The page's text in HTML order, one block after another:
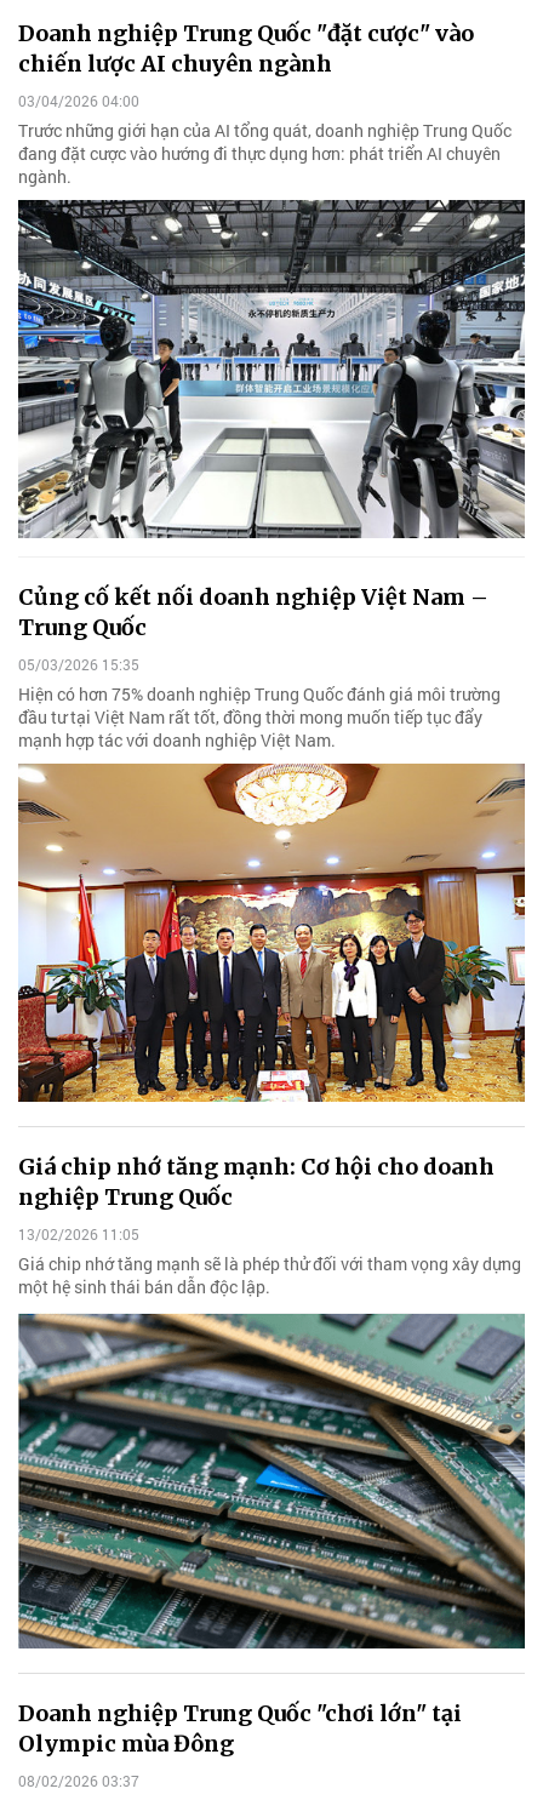
Doanh nghiệp Trung Quốc "đặt cược" vào
chiến lược AI chuyên ngành
03/04/2026 04:00
Trước những giới hạn của AI tổng quát, doanh nghiệp Trung Quốc
đang đặt cược vào hướng đi thực dụng hơn: phát triển AI chuyên
ngành.
Củng cố kết nối doanh nghiệp Việt Nam –
Trung Quốc
05/03/2026 15:35
Hiện có hơn 75% doanh nghiệp Trung Quốc đánh giá môi trường
đầu tư tại Việt Nam rất tốt, đồng thời mong muốn tiếp tục đẩy
mạnh hợp tác với doanh nghiệp Việt Nam.
Giá chip nhớ tăng mạnh: Cơ hội cho doanh
nghiệp Trung Quốc
13/02/2026 11:05
Giá chip nhớ tăng mạnh sẽ là phép thử đối với tham vọng xây dựng
một hệ sinh thái bán dẫn độc lập.
Doanh nghiệp Trung Quốc "chơi lớn" tại
Olympic mùa Đông
08/02/2026 03:37